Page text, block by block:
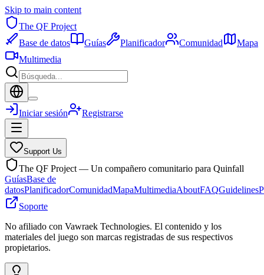
Skip to main content
The QF Project
Base de datos
Guías Planificador Comunidad
Mapa
Multimedia
Iniciar sesión Registrarse
Support Us
The QF Project — Un compañero comunitario para Quinfall
GuíasBase de
datosPlanificadorComunidadMapaMultimediaAboutFAQGuidelines
Soporte
No afiliado con Vawraek Technologies. El contenido y los
materiales del juego son marcas registradas de sus respectivos
propietarios.